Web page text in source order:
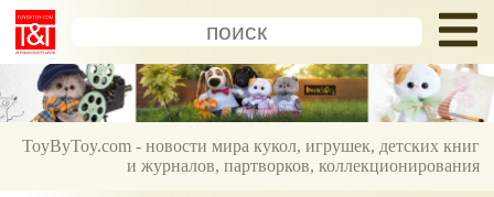
ToyByToy.com - новости мира кукол, игрушек, детских книг
и журналов, партворков, коллекционирования